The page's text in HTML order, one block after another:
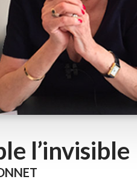
l’invisible